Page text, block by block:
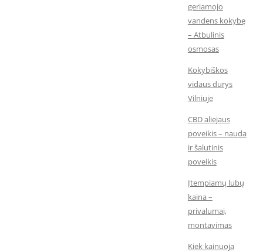
geriamojo
vandens kokybę
– Atbulinis
osmosas
Kokybiškos
vidaus durys
Vilniuje
CBD aliejaus
poveikis – nauda
ir šalutinis
poveikis
Įtempiamų lubų
kaina –
privalumai,
montavimas
Kiek kainuoja